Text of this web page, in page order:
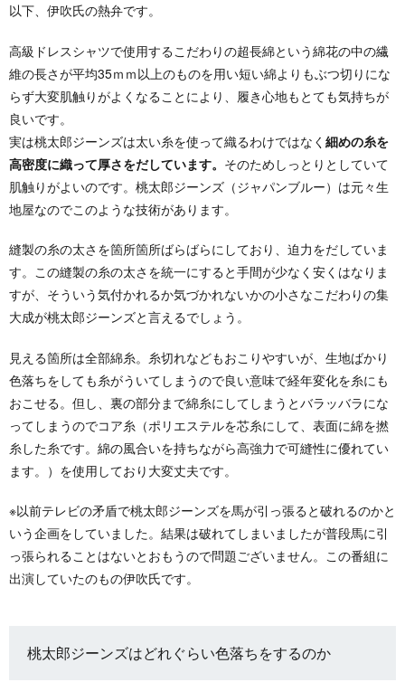
以下、伊吹氏の熱弁です。
高級ドレスシャツで使用するこだわりの超長綿という綿花の中の繊
維の長さが平均35ｍｍ以上のものを用い短い綿よりもぶつ切りにな
らず大変肌触りがよくなることにより、履き心地もとても気持ちが
良いです。
実は桃太郎ジーンズは太い糸を使って織るわけではなく 細めの糸を
高密度に織って厚さをだしています。 そのためしっとりとしていて
肌触りがよいのです。桃太郎ジーンズ（ジャパンブルー）は元々生
地屋なのでこのような技術があります。
縫製の糸の太さを箇所箇所ばらばらにしており、迫力をだしていま
す。この縫製の糸の太さを統一にすると手間が少なく安くはなりま
すが、そういう気付かれるか気づかれないかの小さなこだわりの集
大成が桃太郎ジーンズと言えるでしょう。
見える箇所は全部綿糸。糸切れなどもおこりやすいが、生地ばかり
色落ちをしても糸がういてしまうので良い意味で経年変化を糸にも
おこせる。但し、裏の部分まで綿糸にしてしまうとバラッバラにな
ってしまうのでコア糸（ポリエステルを芯糸にして、表面に綿を撚
糸した糸です。綿の風合いを持ちながら高強力で可縫性に優れてい
ます。）を使用しており大変丈夫です。
※以前テレビの矛盾で桃太郎ジーンズを馬が引っ張ると破れるのかと
いう企画をしていました。結果は破れてしまいましたが普段馬に引
っ張られることはないとおもうので問題ございません。この番組に
出演していたのもの伊吹氏です。
桃太郎ジーンズはどれぐらい色落ちをするのか